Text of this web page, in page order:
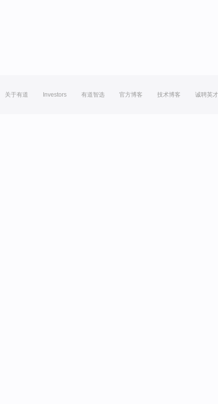
关于有道 Investors 有道智选 官方博客 技术博客 诚聘英才